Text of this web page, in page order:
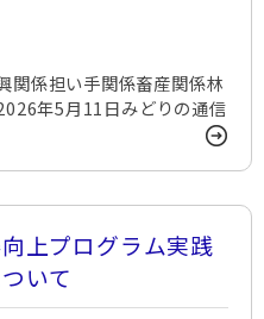
関係担い手関係畜産関係林
年5月11日みどりの通信
上プログラム実践
いて